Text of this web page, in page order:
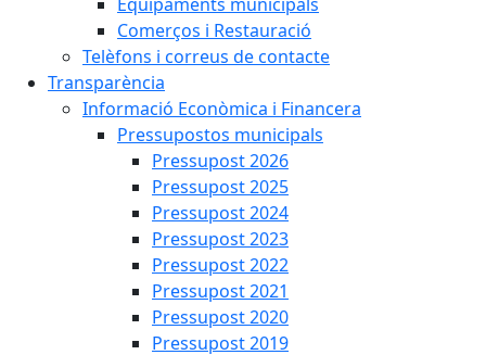
Comerços i Restauració
Telèfons i correus de contacte
Transparència
Informació Econòmica i Financera
Pressupostos municipals
Pressupost 2026
Pressupost 2025
Pressupost 2024
Pressupost 2023
Pressupost 2022
Pressupost 2021
Pressupost 2020
Pressupost 2019